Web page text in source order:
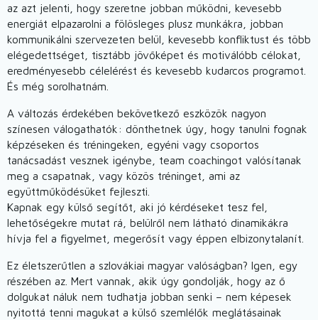
az azt jelenti, hogy szeretne jobban működni, kevesebb
energiát elpazarolni a fölösleges plusz munkákra, jobban
kommunikálni szervezeten belül, kevesebb konfliktust és több
elégedettséget, tisztább jövőképet és motiválóbb célokat,
eredményesebb célelérést és kevesebb kudarcos programot.
És még sorolhatnám.
A változás érdekében bekövetkező eszközök nagyon
színesen válogathatók: dönthetnek úgy, hogy tanulni fognak
képzéseken és tréningeken, egyéni vagy csoportos
tanácsadást vesznek igénybe, team coachingot valósítanak
meg a csapatnak, vagy közös tréninget, ami az
együttműködésüket fejleszti.
Kapnak egy külső segítőt, aki jó kérdéseket tesz fel,
lehetőségekre mutat rá, belülről nem látható dinamikákra
hívja fel a figyelmet, megerősít vagy éppen elbizonytalanít.
Ez életszerűtlen a szlovákiai magyar valóságban? Igen, egy
részében az. Mert vannak, akik úgy gondolják, hogy az ő
dolgukat náluk nem tudhatja jobban senki – nem képesek
nyitottá tenni magukat a külső szemlélők meglátásainak